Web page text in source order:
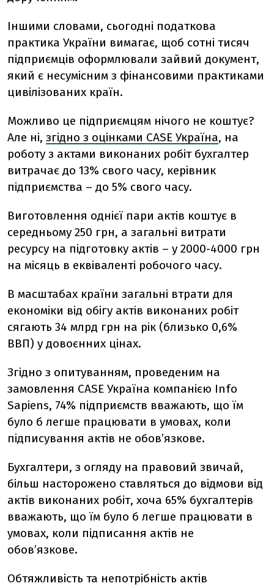
Іншими словами, сьогодні податкова
практика України вимагає, щоб сотні тисяч
підприємців оформлювали зайвий документ,
який є несумісним з фінансовими практиками
цивілізованих країн.
Можливо це підприємцям нічого не коштує?
Але ні, згідно з оцінками CASE Україна, на
роботу з актами виконаних робіт бухгалтер
витрачає до 13% свого часу, керівник
підприємства – до 5% свого часу.
Виготовлення однієї пари актів коштує в
середньому 250 грн, а загальні витрати
ресурсу на підготовку актів – у 2000-4000 грн
на місяць в еквіваленті робочого часу.
В масштабах країни загальні втрати для
економіки від обігу актів виконаних робіт
сягають 34 млрд грн на рік (близько 0,6%
ВВП) у довоєнних цінах.
Згідно з опитуванням, проведеним на
замовлення CASE Україна компанією Info
Sapiens, 74% підприємств вважають, що їм
було б легше працювати в умовах, коли
підписування актів не обов’язкове.
Бухгалтери, з огляду на правовий звичай,
більш насторожено ставляться до відмови від
актів виконаних робіт, хоча 65% бухгалтерів
вважають, що їм було б легше працювати в
умовах, коли підписання актів не
обов’язкове.
Обтяжливість та непотрібність актів